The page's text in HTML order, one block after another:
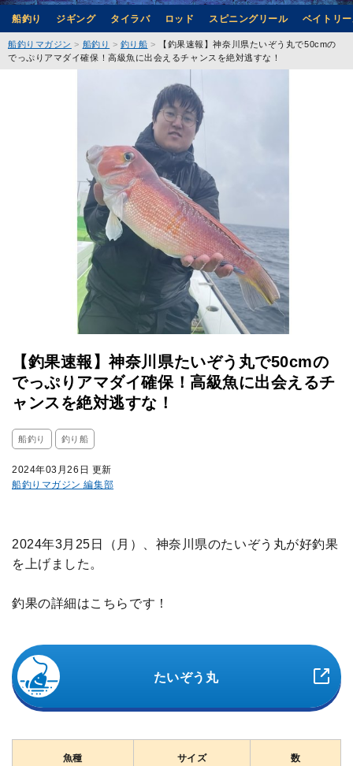
船釣り ジギング タイラバ ロッド スピニングリール ベイトリ
船釣りマガジン 船釣り 釣り船
【釣果速報】神奈川県たいぞう丸で50cmの
でっぷりアマダイ確保！高級魚に出会えるチャンスを絶対逃すな！
【釣果速報】神奈川県たいぞう丸で50cmの
でっぷりアマダイ確保！高級魚に出会えるチ
ャンスを絶対逃すな！
船釣り 釣り船
2024年03月26日 更新
船釣りマガジン 編集部
2024年3月25日（月）、神奈川県のたいぞう丸が好釣果
を上げました。
釣果の詳細はこちらです！
たいぞう丸
魚種 サイズ 数